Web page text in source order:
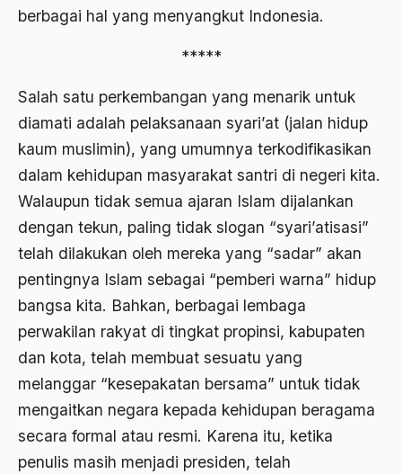
berbagai hal yang menyangkut Indonesia.
*****
Salah satu perkembangan yang menarik untuk
diamati adalah pelaksanaan syari’at (jalan hidup
kaum muslimin), yang umumnya terkodifikasikan
dalam kehidupan masyarakat santri di negeri kita.
Walaupun tidak semua ajaran Islam dijalankan
dengan tekun, paling tidak slogan “syari’atisasi”
telah dilakukan oleh mereka yang “sadar” akan
pentingnya Islam sebagai “pemberi warna” hidup
bangsa kita. Bahkan, berbagai lembaga
perwakilan rakyat di tingkat propinsi, kabupaten
dan kota, telah membuat sesuatu yang
melanggar “kesepakatan bersama” untuk tidak
mengaitkan negara kepada kehidupan beragama
secara formal atau resmi. Karena itu, ketika
penulis masih menjadi presiden, telah
Agama dan Praktis
Agama di Asia
agama elitis
Agama Hukum
Agama Inovasi
Agama Islam
agama populer
Agamawan
Agenda Nasional
Agraria
agraris
Agum Gumelar